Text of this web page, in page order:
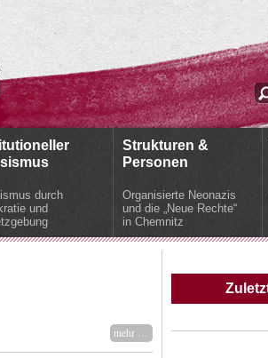
durch
und
Strukturen &
Personen
Organisierte Neonazis
und die „Neue Rechte“
in Chemnitz
mehr …